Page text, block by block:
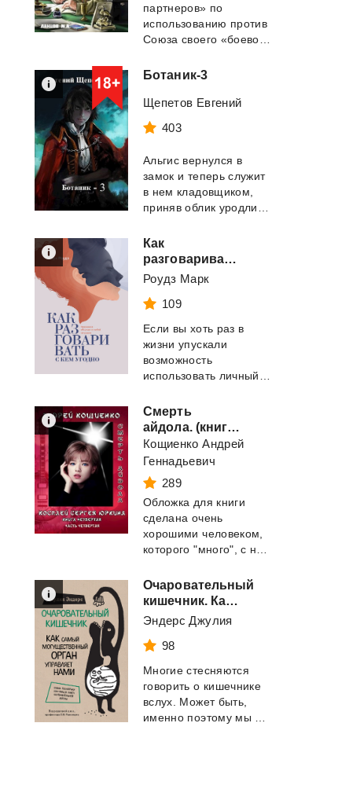
партнеров» по
использованию против
Ботаник-3
Щепетов Евгений
403
Альгис вернулся в
замок и теперь служит
в нем кладовщиком,
Как
разговаривать с кем угодно. Уверенное общение в любой ситуации
Роудз Марк
109
Если вы хоть раз в
жизни упускали
возможность
Смерть
айдола. (книга четвёртая, часть четвёртая)
Кощиенко Андрей
Геннадьевич
289
Обложка для книги
сделана очень
хорошими человеком,
Очаровательный
кишечник. Как самый могущественный орган управляет нами
Эндерс Джулия
98
Многие стесняются
говорить о кишечнике
вслух. Может быть,